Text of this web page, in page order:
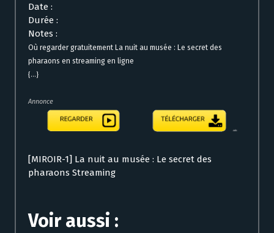
Date :
Durée :
Notes :
Où regarder gratuitement La nuit au musée : Le secret des
pharaons en streaming en ligne
{...}
Annonce
[MIROIR-1] La nuit au musée : Le secret des
pharaons Streaming
Voir aussi :